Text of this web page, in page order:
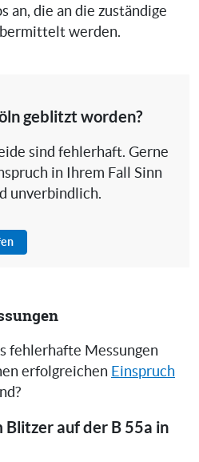
an, die an die zuständige
werden.
geblitzt worden?
sind fehlerhaft. Gerne
in Ihrem Fall Sinn
unverbindlich.
fehlerhafte Messungen
erfolgreichen Einspruch
Blitzer auf der B 55a in